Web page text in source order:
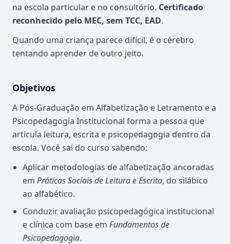
na escola particular e no consultório. Certificado
reconhecido pelo MEC, sem TCC, EAD.
Quando uma criança parece difícil, é o cérebro
tentando aprender de outro jeito.
Objetivos
A Pós-Graduação em Alfabetização e Letramento e a
Psicopedagogia Institucional forma a pessoa que
articula leitura, escrita e psicopedagogia dentro da
escola. Você sai do curso sabendo:
Aplicar metodologias de alfabetização ancoradas
em Práticas Sociais de Leitura e Escrita, do silábico
ao alfabético.
Conduzir avaliação psicopedagógica institucional
e clínica com base em Fundamentos de
Psicopedagogia.